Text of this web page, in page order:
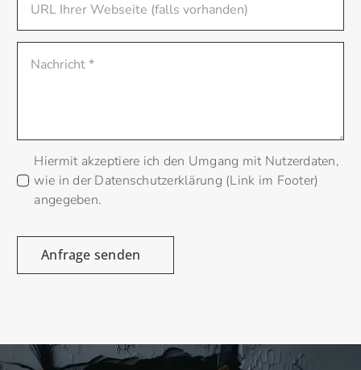
Hiermit akzeptiere ich den Umgang mit Nutzerdaten,
wie in der Datenschutzerklärung (Link im Footer)
angegeben.
Anfrage senden